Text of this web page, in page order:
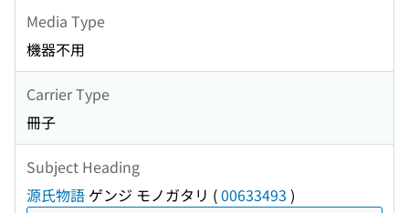
Media Type
機器不用
Carrier Type
冊子
Subject Heading
源氏物語 ゲンジ モノガタリ (00633493 )